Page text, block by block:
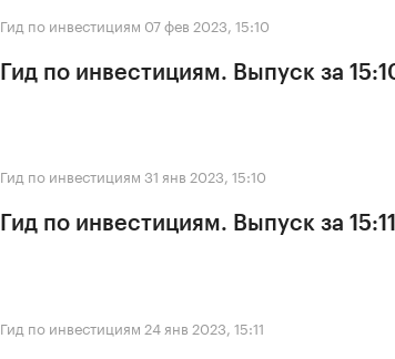
Гид по инвестициям 07 фев 2023, 15:10
Гид по инвестициям. Выпуск за
Гид по инвестициям 31 янв 2023, 15:10
Гид по инвестициям. Выпуск за
Гид по инвестициям 24 янв 2023, 15:11